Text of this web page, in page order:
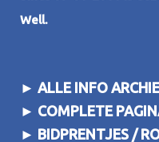
Well.
► ALLE INFO
► COMPLETE
► BIDPRENTJES /